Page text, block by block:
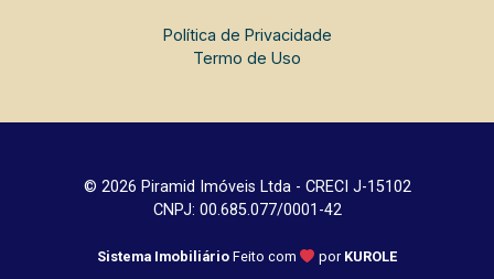
Política de Privacidade
Termo de Uso
© 2026 Piramid Imóveis Ltda - CRECI J-15102
CNPJ: 00.685.077/0001-42
Sistema Imobiliário Feito com por KUROLE